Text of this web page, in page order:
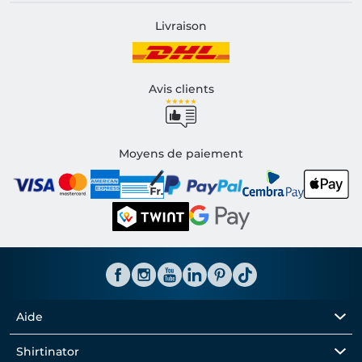
Livraison
Avis clients
Moyens de paiement
Aide
Shirtinator